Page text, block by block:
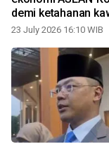
demi ketahanan
23 July 2026 16:10 WIB